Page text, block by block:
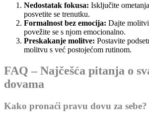
Nedostatak fokusa: Isključite
posvetite se trenutku.
Formalnost bez emocija: Dajte
povežite se s njom emocionalno.
Preskakanje molitve: Postavite
molitvu s već postojećom rutinom.
FAQ – Najčešća pitanja o
dovama
Kako pronaći pravu dovu za sebe?